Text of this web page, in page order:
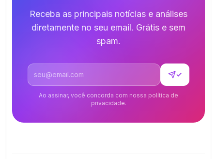
Receba as principais notícias e análises
diretamente no seu email. Grátis e sem
spam.
Endereço de email
✓
Ao assinar, você concorda com nossa política de
privacidade.